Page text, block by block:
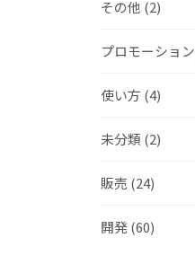
その他 (2)
プロモーション
使い方 (4)
未分類 (2)
販売 (24)
開発(60)